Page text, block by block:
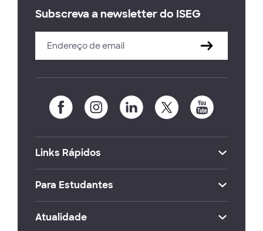
Subscreva a newsletter do ISEG
Links Rápidos
Para Estudantes
Atualidade